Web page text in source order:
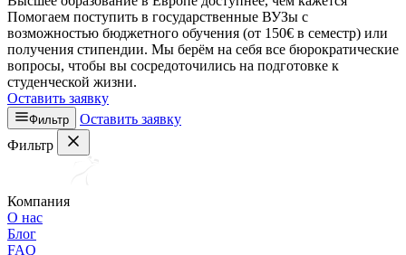
Помогаем поступить в государственные ВУЗы с
возможностью бюджетного обучения (от 150€ в семестр) или
получения стипендии. Мы берём на себя все бюрократические
вопросы, чтобы вы сосредоточились на подготовке к
студенческой жизни.
Оставить заявку
Фильтр
Оставить заявку
Фильтр
Компания
О нас
Блог
FAQ